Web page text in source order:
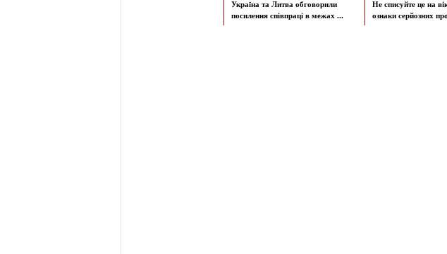
Україна та Литва обговорили
посилення співпраці в межах ...
Не списуйте це на
ознаки серйозних